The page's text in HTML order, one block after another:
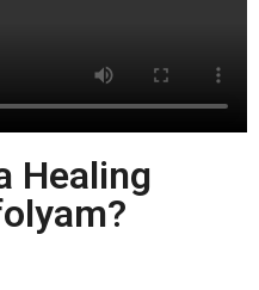
Healing